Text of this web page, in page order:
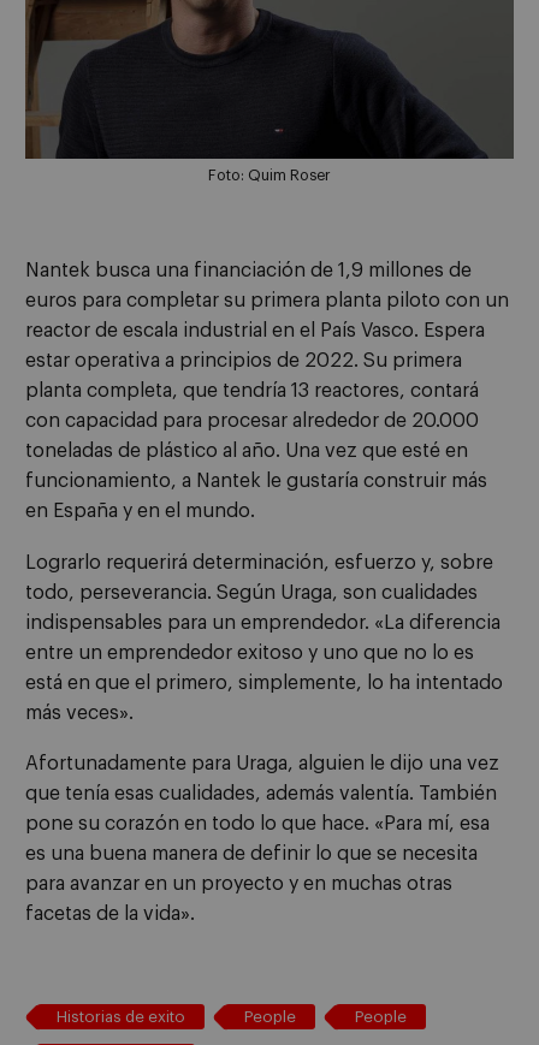
Foto: Quim Roser
Nantek busca una financiación de 1,9 millones de
euros para completar su primera planta piloto con un
reactor de escala industrial en el País Vasco. Espera
estar operativa a principios de 2022. Su primera
planta completa, que tendría 13 reactores, contará
con capacidad para procesar alrededor de 20.000
toneladas de plástico al año. Una vez que esté en
funcionamiento, a Nantek le gustaría construir más
en España y en el mundo.
Lograrlo requerirá determinación, esfuerzo y, sobre
todo, perseverancia. Según Uraga, son cualidades
indispensables para un emprendedor. «La diferencia
entre un emprendedor exitoso y uno que no lo es
está en que el primero, simplemente, lo ha intentado
más veces».
Afortunadamente para Uraga, alguien le dijo una vez
que tenía esas cualidades, además valentía. También
pone su corazón en todo lo que hace. «Para mí, esa
es una buena manera de definir lo que se necesita
para avanzar en un proyecto y en muchas otras
facetas de la vida».
Historias de exito People People